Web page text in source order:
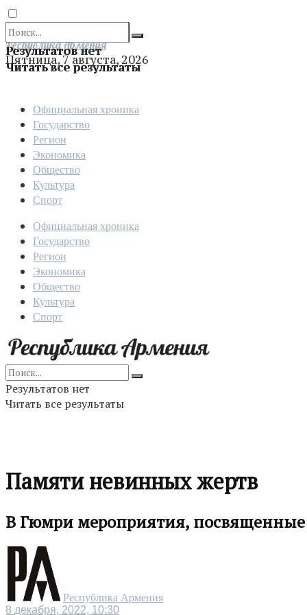
Результатов нет
Читать все результаты
Отправить
Республика Армения
Пятница, 7 августа, 2026
Официальная хроника
Государство
Регион
Экономика
Общество
Культура
Спорт
Официальная хроника
Государство
Регион
Экономика
Общество
Культура
Спорт
Результатов нет
Читать все результаты
Памяти невинных жертв
В Гюмри мероприятия, посвященные
Республика Армения
8 декабря, 2022, 10:30